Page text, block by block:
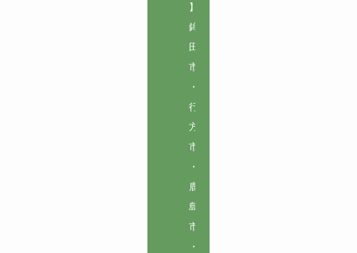
】
鉾
田
市
・
行
方
市
・
鹿
島
市
・